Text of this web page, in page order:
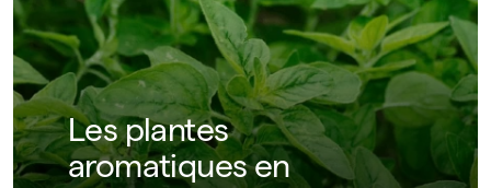
Les plantes
aromatiques en